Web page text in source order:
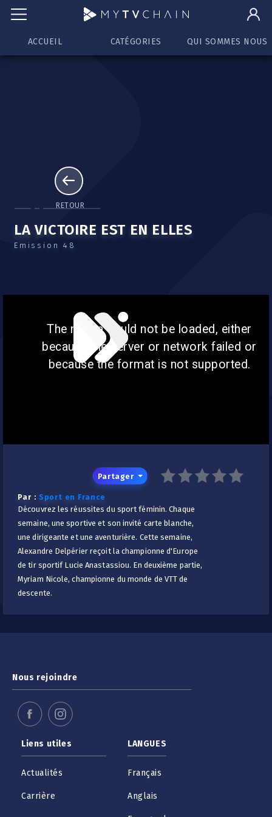
ACCUEIL CATÉGORIES QUI SOMMES NOUS
RETOUR
LA VICTOIRE EST EN ELLES
Emission 48
The media could not be loaded, either
because the server or network failed or
because the format is not supported.
Partager
Par : Sport en France
Découvrez les réussites du sport féminin. Chaque
semaine, une sportive et son invité carte blanche,
une dirigeante et une aventurière. Cette semaine,
Alexandre Delpérier reçoit la championne d'Europe
de tir sportif Lucie Anastassiou. En deuxième partie,
Myriam Nicole, championne du monde de VTT de
descente.
Nous rejoindre
Liens utiles
Actualités
Carrière
LANGUES
Français
Anglais